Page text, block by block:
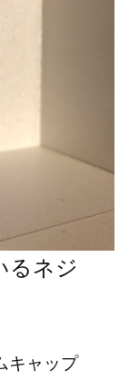
るネジ
キャップ